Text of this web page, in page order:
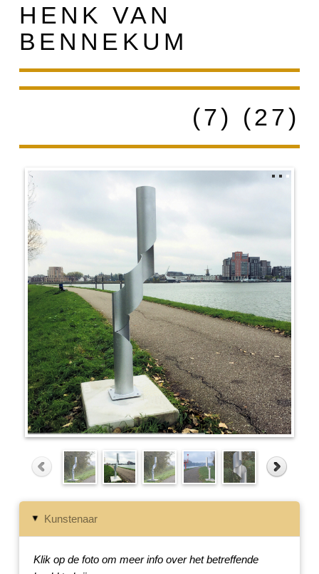
HENK VAN
BENNEKUM
(7) (27)
▸ Kunstenaar
Klik op de foto om meer info over het betreffende